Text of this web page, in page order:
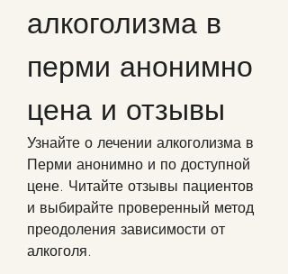
алкоголизма в
перми анонимно
цена и отзывы
Узнайте о лечении алкоголизма в
Перми анонимно и по доступной
цене. Читайте отзывы пациентов
и выбирайте проверенный метод
преодоления зависимости от
алкоголя.